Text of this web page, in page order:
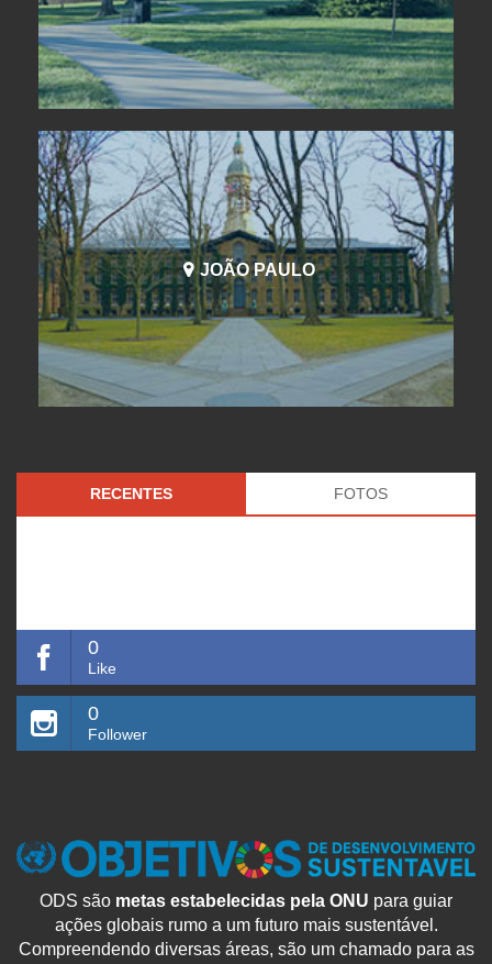
JOÃO PAULO
RECENTES FOTOS
0
Like
0
Follower
ODS são metas estabelecidas pela ONU para guiar
ações globais rumo a um futuro mais sustentável.
Compreendendo diversas áreas, são um chamado para as